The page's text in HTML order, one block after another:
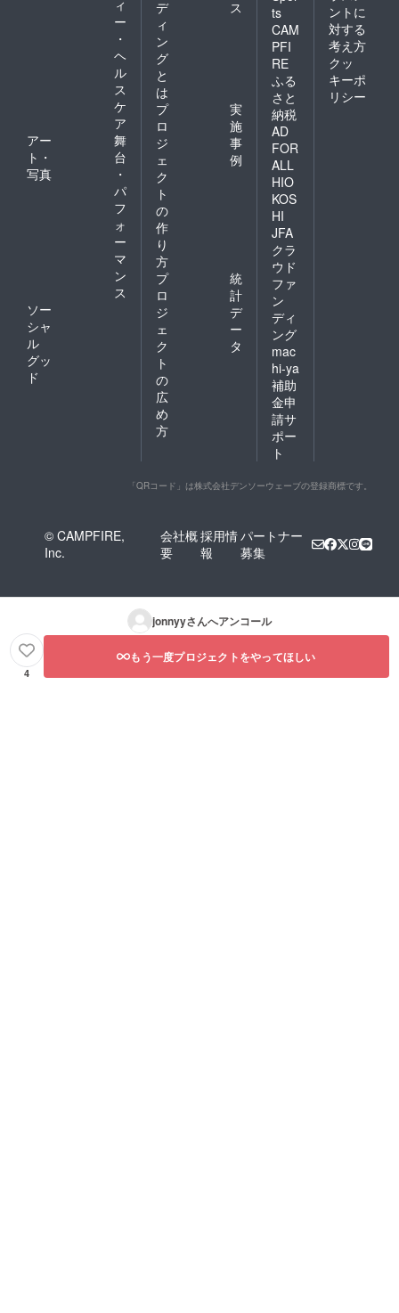
ィ
ー
・
ヘ
ル
ス
ケ
ア
アー
ト・
写真
舞
台
・
パ
フ
ォ
ー
マ
ン
ス
ソー
シャ
ル
グッ
ド
デ
ィ
ン
グ
と
は
ス
プ
ロ
ジ
ェ
ク
ト
の
作
り
方
実
施
事
例
プ
ロ
ジ
ェ
ク
ト
の
広
め
方
統
計
デ
ー
タ
ts
CAM
PFI
RE
ふる
さと
納税
AD
FOR
ALL
HIO
KOS
HI
JFA
クラ
ウド
ファ
ン
ディ
ング
mac
hi-ya
補助
金申
請サ
ポー
ト
ントに
対する
考え方
クッ
キーポ
リシー
「QRコード」は株式会社デンソーウェーブの登録商標です。
© CAMPFIRE,
Inc.
会社概
要
採用情
報
パートナー
募集
jonnyyさんへアンコール
4
もう一度プロジェクトをやってほしい